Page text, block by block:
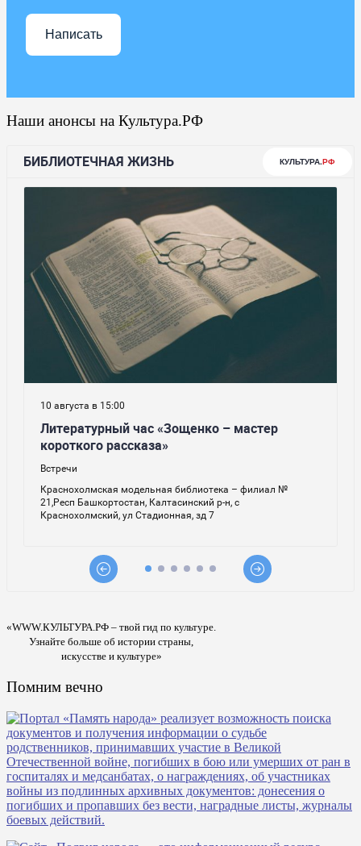
Написать
Наши анонсы на Культура.РФ
«WWW.КУЛЬТУРА.РФ – твой гид по культуре.
Узнайте больше об истории страны,
искусстве и культуре»
Помним вечно